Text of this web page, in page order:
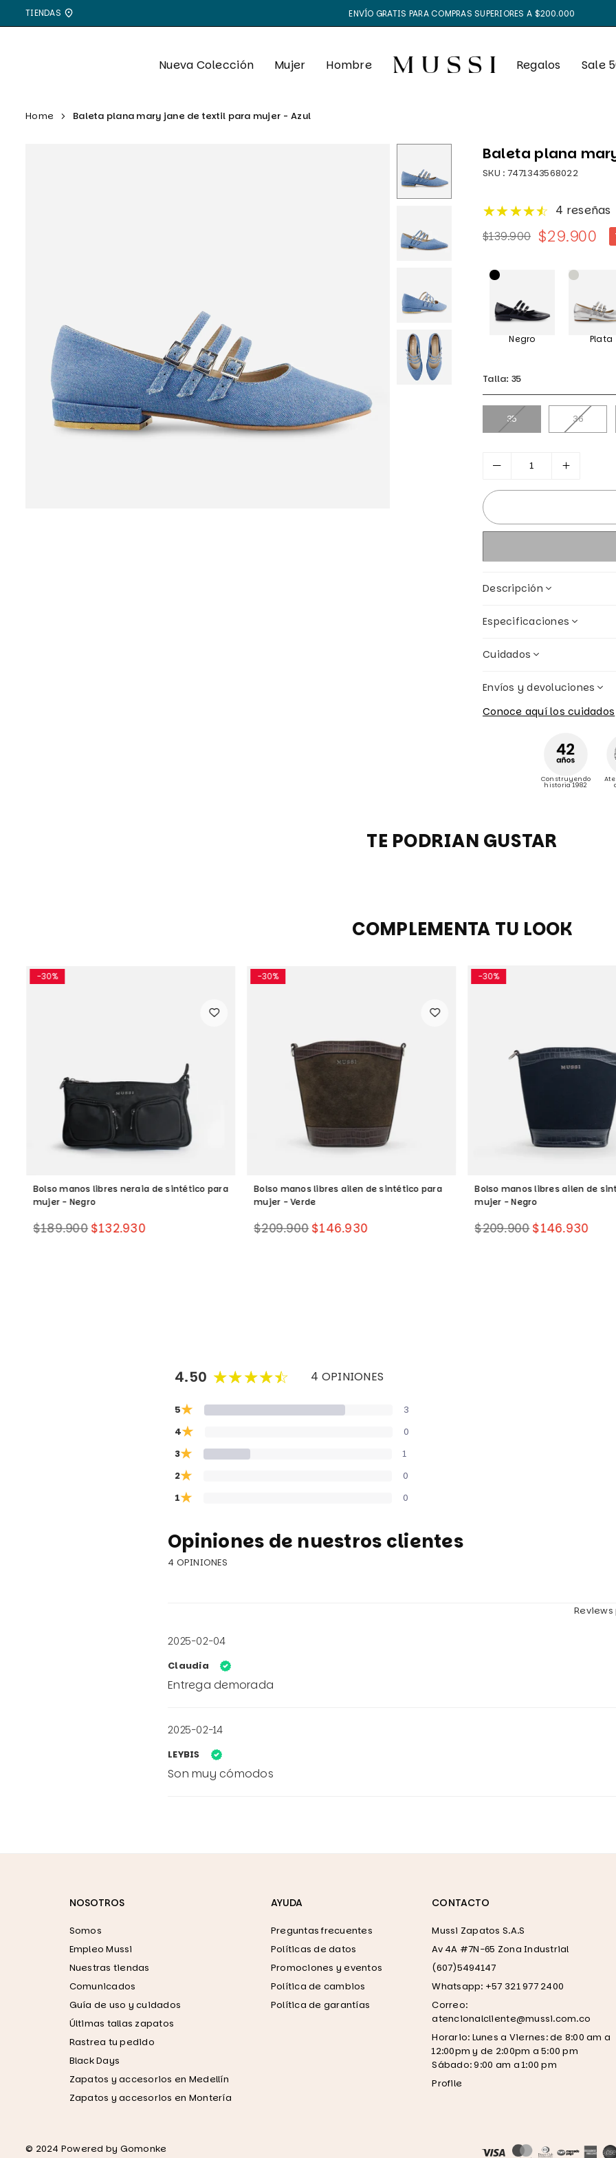
directamente
TIENDAS ENVÍO GRATIS PARA COMPRAS SUPERIORES A $200.000
Nueva Colección Mujer Hombre Regalos Sale
Home Baleta plana mary jane de textil para mujer - Azul
Baleta plana
SKU : 7471343568022
4 reseñas
Precio
$139.900 $29.900
Negro Plata
Talla: 35
35 36
Descripción
Especificaciones
Cuidados
Envíos y devoluciones
Conoce aquí los cuidados
Construyendo
historia 1982
TE PODRIAN GUSTAR
COMPLEMENTA TU LOOK
-30%
Bolso manos libres neraia de sintético para
mujer - Negro
Precio
$189.900 $132.930
-30%
Bolso manos libres ailen de sintético para
mujer - Verde
Precio
$209.900$146.930
-30%
Bolso manos libres ailen de
mujer - Negro
Precio
$209.900$146.930
4.50 4 OPINIONES
5★
3
4★
0
3★
1
2★
0
1★ 0
Opiniones de nuestros clientes
4 OPINIONES
2025-02-04
Claudia
Entrega demorada
2025-02-14
LEYBIS
Son muy cómodos
NOSOTROS
Somos
Empleo Mussi
Nuestras tiendas
Comunicados
Guía de uso y cuidados
Últimas tallas zapatos
Rastrea tu pedido
Black Days
Zapatos y accesorios en Medellín
Zapatos y accesorios en Montería
AYUDA
Preguntas frecuentes
Políticas de datos
Promociones y eventos
Política de cambios
Política de garantías
CONTACTO
Mussi Zapatos S.A.S
Av 4A #7N-65 Zona Industrial
(607)5494147
Whatsapp: +57 321 977 2400
Correo:
atencionalcliente@mussi.com.co
Horario: Lunes a Viernes: de 8:00 am a
12:00pm y de 2:00pm a 5:00 pm
Sábado: 9:00 am a 1:00 pm
Profile
© 2024 Powered by Gomonke